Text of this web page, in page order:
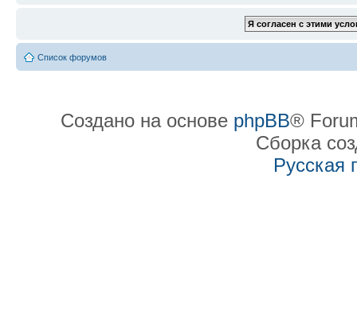
Список форумов
Создано на основе phpBB®
Сборка
Русская